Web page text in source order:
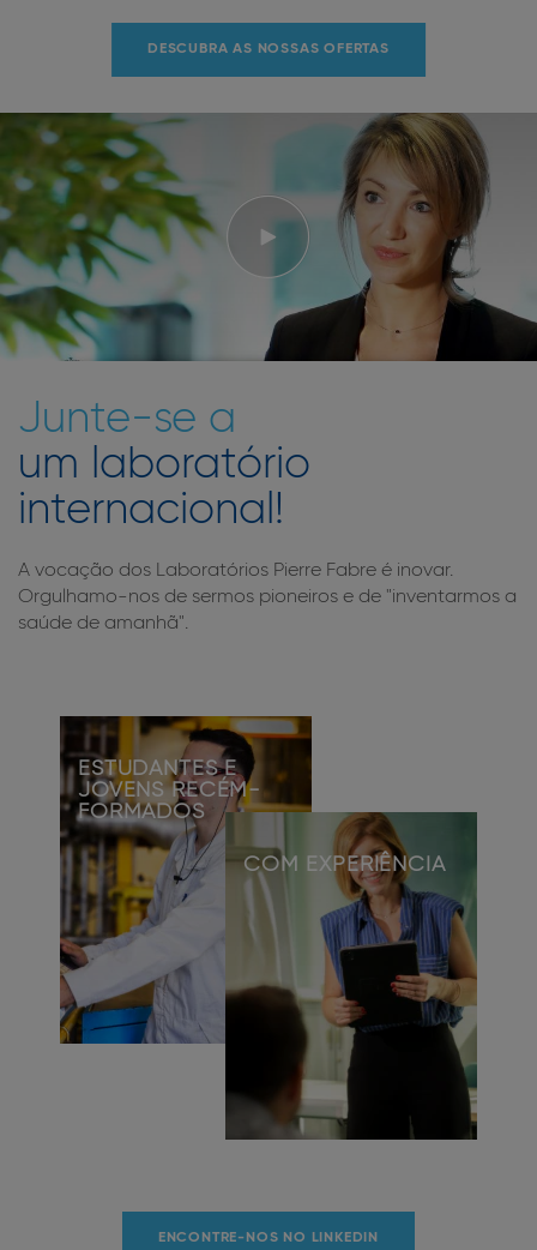
DESCUBRA AS NOSSAS OFERTAS
Junte-se a
um laboratório
internacional!
A vocação dos Laboratórios Pierre Fabre é inovar.
Orgulhamo-nos de sermos pioneiros e de "inventarmos a
saúde de amanhã".
ESTUDANTES E
JOVENS RECÉM-
FORMADOS
COM EXPERIÊNCIA
ENCONTRE-NOS NO LINKEDIN